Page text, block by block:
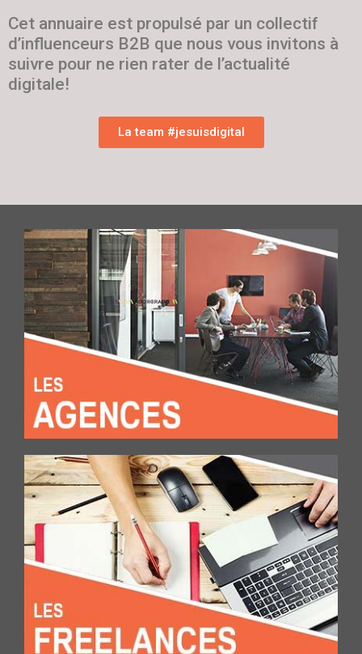
Cet annuaire est propulsé par un collectif
d’influenceurs B2B que nous vous invitons à
suivre pour ne rien rater de l’actualité
digitale!
La team #jesuisdigital